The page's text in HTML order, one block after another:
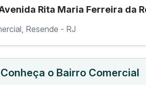
Rita Maria Ferreira da
Resende - RJ
Conheça o Bairro Comercial